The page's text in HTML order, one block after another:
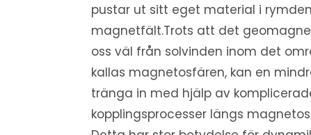
pustar ut sitt eget material i
magnetfält.Trots att det
oss väl från solvinden inom det
kallas magnetosfären, kan en
tränga in med hjälp av
kopplingsprocesser längs